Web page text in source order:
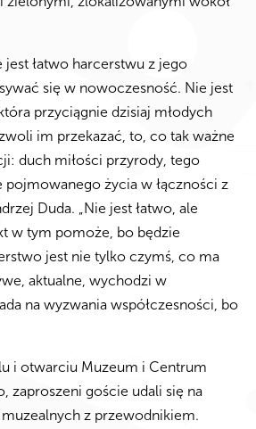
jest łatwo harcerstwu z jego
się w nowoczesność. Nie jest
przyciągnie dzisiaj młodych
im przekazać, to, co tak ważne
duch miłości przyrody, tego
pojmowanego życia w łączności z
Duda. „Nie jest łatwo, ale
w tym pomoże, bo będzie
jest nie tylko czymś, co ma
aktualne, wychodzi w
na wyzwania współczesności, bo
i otwarciu Muzeum i Centrum
zaproszeni goście udali się na
z przewodnikiem.